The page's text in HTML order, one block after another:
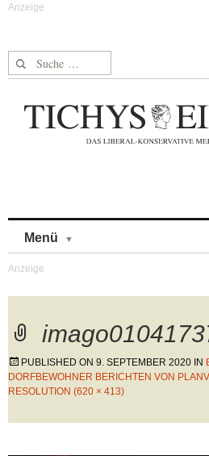
Suche nach:
Menü
PUBLISHED ON 9. SEPTEMBER 2020 IN
DORFBEWOHNER BERICHTEN VON
RESOLUTION (620 × 413)